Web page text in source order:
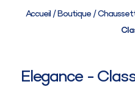
Boutique
Conseils &
Accueil/Boutique/
Elegance -